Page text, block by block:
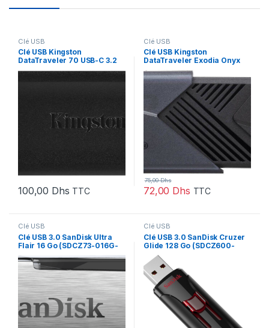
Clé USB
Clé USB Kingston
DataTraveler 70 USB-C 3.2
Gen1 – 128 Go (DT70/128GB)
100,00 Dhs TTC
Clé USB
Clé USB Kingston
DataTraveler Exodia Onyx
USB Type-A 3.2 Gen1 – 64 Go
(DTXON/64GB)
72,00 Dhs
75,00Dhs
TTC
Clé USB
Clé USB 3.0 SanDisk Ultra
Flair 16 Go (SDCZ73-016G-
G46)
Clé USB
Clé USB 3.0 SanDisk Cruzer
Glide 128 Go (SDCZ600-
128G-G35)